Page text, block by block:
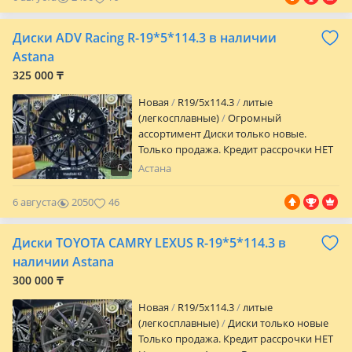
шиномонтаж в любом автосервисе.
Параметры дисков. R 20/5/114.3 Et + 49.5
вылет Цо 67.1 посадочное J 7.5 ширина
Диски ADV Racing R-19*5*114.3 в наличии
Astana
325 000 ₸
6
Новая R19/5x114.3
литые
(легкосплавные)
Огромный
ассортимент Диски только новые.
Только продажа. Кредит рассрочки НЕТ
Находимся в Астане. Возможна
Отличное качество. Цена за комплект из
4х шт. Гарантия на заводской брак и
шиномонтаж в любом автосервисе.
Параметры дисков. R 19/5/114.3 Et + 35
Астана
6 августа 2050 46
Диски TOYOTA CAMRY LEXUS R-19*5*114.3 в
наличии Astana
300 000 ₸
Новая R19/5x114.3
литые
(легкосплавные)
Диски только новые
Только продажа. Кредит рассрочки НЕТ